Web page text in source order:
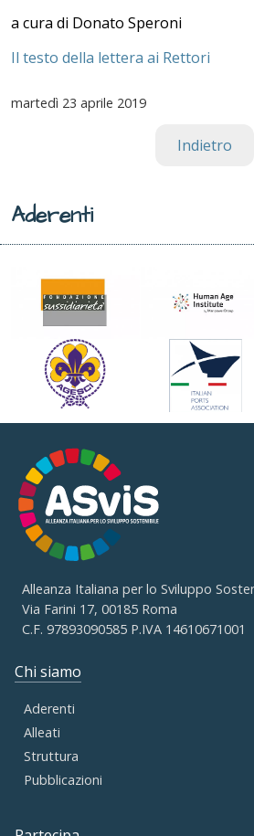
a cura di Donato Speroni
Il testo della lettera ai Rettori
martedì 23 aprile 2019
Indietro
Aderenti
Alleanza Italiana per lo Sviluppo
Via Farini 17, 00185 Roma
C.F. 97893090585 P.IVA 14610671001
Chi siamo
Aderenti
Alleati
Struttura
Pubblicazioni